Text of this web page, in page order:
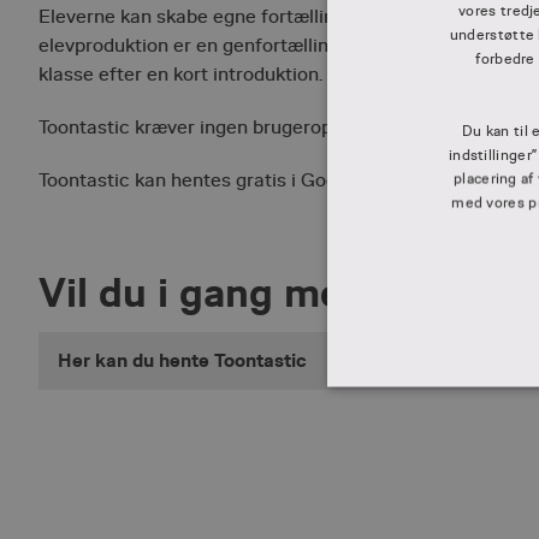
Eleverne kan skabe egne fortællinger, eller bruge
elevproduktion er en genfortælling af Marianne Iben
klasse efter en kort introduktion.
Toontastic kræver ingen brugeroprettelse.
Toontastic kan hentes gratis i Google Play eller Apples
Vil du i gang med
Her kan du hente Toontastic
vores
understøtte
forbedre
Du kan til
placering
med vores